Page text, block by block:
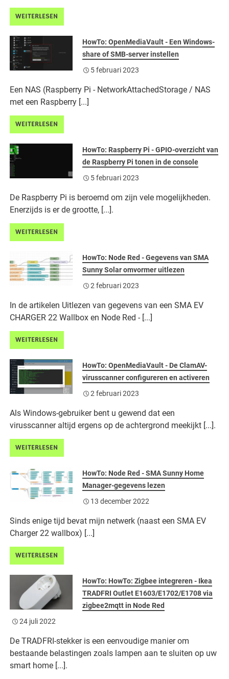
WEITERLESEN
HowTo: OpenMediaVault - Een Windows-
share of SMB-server instellen
5 februari 2023
Een NAS (Raspberry Pi - NetworkAttachedStorage / NAS
met een Raspberry [...]
WEITERLESEN
HowTo: Raspberry Pi - GPIO-overzicht van
de Raspberry Pi tonen in de console
5 februari 2023
De Raspberry Pi is beroemd om zijn vele mogelijkheden.
Enerzijds is er de grootte, [...].
WEITERLESEN
HowTo: Node Red - Gegevens van SMA
Sunny Solar omvormer uitlezen
2 februari 2023
In de artikelen Uitlezen van gegevens van een SMA EV
CHARGER 22 Wallbox en Node Red - [...]
WEITERLESEN
HowTo: OpenMediaVault - De ClamAV-
virusscanner configureren en activeren
2 februari 2023
Als Windows-gebruiker bent u gewend dat een
virusscanner altijd ergens op de achtergrond meekijkt [...].
WEITERLESEN
HowTo: Node Red - SMA Sunny Home
Manager-gegevens lezen
13 december 2022
Sinds enige tijd bevat mijn netwerk (naast een SMA EV
Charger 22 wallbox) [...]
WEITERLESEN
HowTo: HowTo: Zigbee integreren - Ikea
TRADFRI Outlet E1603/E1702/E1708 via
zigbee2mqtt in Node Red
24 juli 2022
De TRADFRI-stekker is een eenvoudige manier om
bestaande belastingen zoals lampen aan te sluiten op uw
smart home [...].